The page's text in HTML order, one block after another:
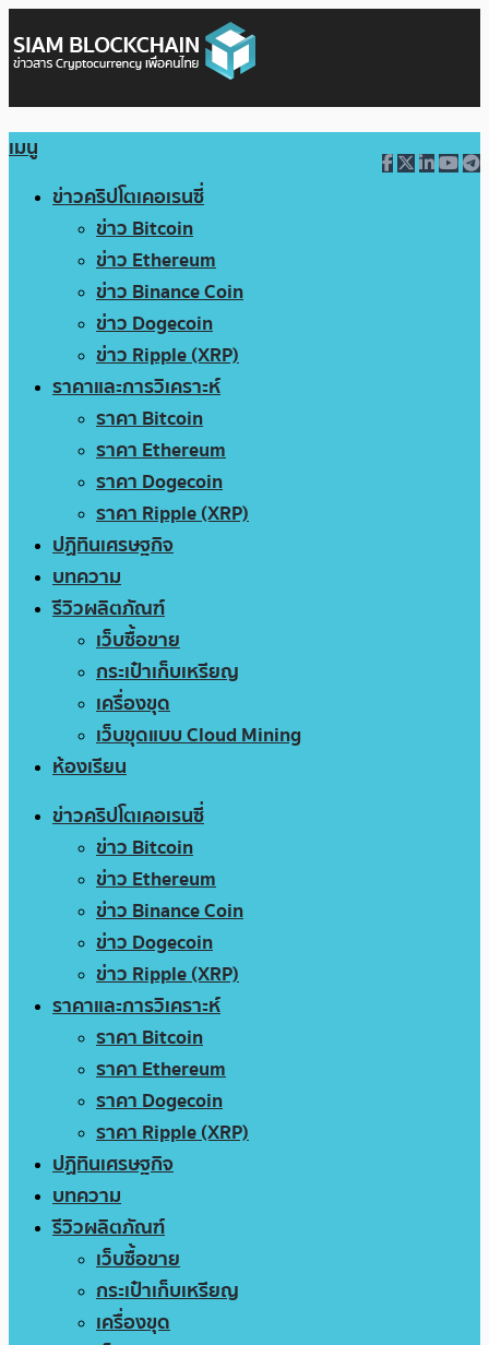
เมนู
ข่าวคริปโตเคอเรนซี่
ข่าว Bitcoin
ข่าว Ethereum
ข่าว Binance Coin
ข่าว Dogecoin
ข่าว Ripple (XRP)
ราคาและการวิเคราะห์
ราคา Bitcoin
ราคา Ethereum
ราคา Dogecoin
ราคา Ripple (XRP)
ปฏิทินเศรษฐกิจ
บทความ
รีวิวผลิตภัณฑ์
เว็บซื้อขาย
กระเป๋าเก็บเหรียญ
เครื่องขุด
เว็บขุดแบบ Cloud Mining
ห้องเรียน
ข่าวคริปโตเคอเรนซี่
ข่าว Bitcoin
ข่าว Ethereum
ข่าว Binance Coin
ข่าว Dogecoin
ข่าว Ripple (XRP)
ราคาและการวิเคราะห์
ราคา Bitcoin
ราคา Ethereum
ราคา Dogecoin
ราคา Ripple (XRP)
ปฏิทินเศรษฐกิจ
บทความ
รีวิวผลิตภัณฑ์
เว็บซื้อขาย
กระเป๋าเก็บเหรียญ
เครื่องขุด